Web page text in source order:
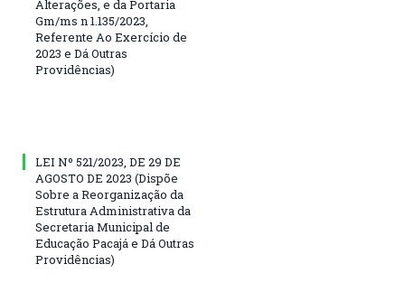
Alterações, e da Portaria
Gm/ms n 1.135/2023,
Referente Ao Exercício de
2023 e Dá Outras
Providências)
LEI Nº 521/2023, DE 29 DE
AGOSTO DE 2023 (Dispõe
Sobre a Reorganização da
Estrutura Administrativa da
Secretaria Municipal de
Educação Pacajá e Dá Outras
Providências)